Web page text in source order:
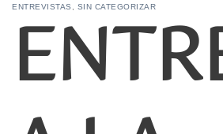
ENTREVISTAS SIN CATEGORIZAR